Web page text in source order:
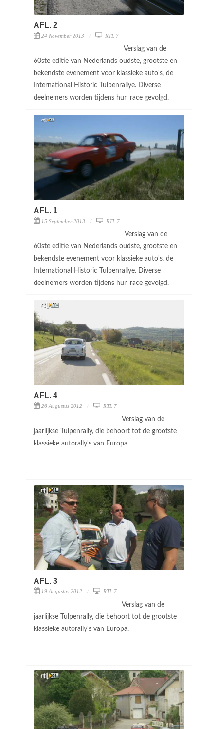
AFL. 2
24 November 2013 RTL 7
Verslag van de
60ste editie van Nederlands oudste, grootste en
bekendste evenement voor klassieke auto's, de
International Historic Tulpenrallye. Diverse
deelnemers worden tijdens hun race gevolgd.
AFL. 1
15 September 2013 RTL 7
Verslag van de
60ste editie van Nederlands oudste, grootste en
bekendste evenement voor klassieke auto's, de
International Historic Tulpenrallye. Diverse
deelnemers worden tijdens hun race gevolgd.
AFL. 4
26 Augustus 2012 RTL 7
Verslag van de
jaarlijkse Tulpenrally, die behoort tot de grootste
klassieke autorally's van Europa.
AFL. 3
19 Augustus 2012 RTL 7
Verslag van de
jaarlijkse Tulpenrally, die behoort tot de grootste
klassieke autorally's van Europa.